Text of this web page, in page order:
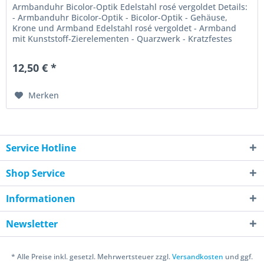
Armbanduhr Bicolor-Optik Edelstahl rosé vergoldet Details:
- Armbanduhr Bicolor-Optik - Bicolor-Optik - Gehäuse,
Krone und Armband Edelstahl rosé vergoldet - Armband
mit Kunststoff-Zierelementen - Quarzwerk - Kratzfestes
12,50 € *
Merken
Service Hotline
Shop Service
Informationen
Newsletter
* Alle Preise inkl. gesetzl. Mehrwertsteuer zzgl.Versandkosten und ggf.